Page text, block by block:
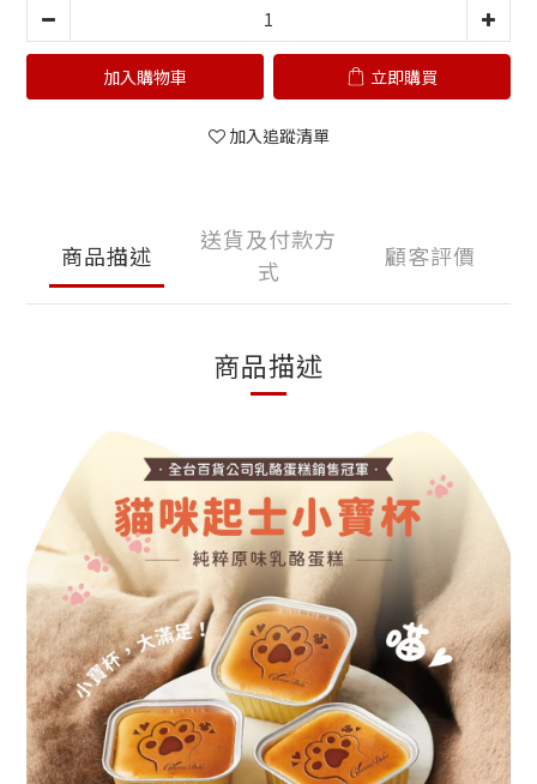
加入購物車 立即購買
加入追蹤清單
商品描述
送貨及付款方
式
顧客評價
商品描述